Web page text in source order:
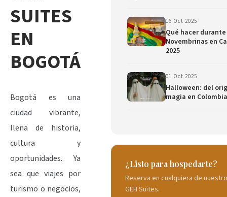
SUITES
EN
BOGOTÁ
Bogotá es una
ciudad vibrante,
llena de historia,
cultura y
oportunidades. Ya
sea que viajes por
turismo o negocios,
16 Oct 2025
Qué hacer
Novembrinas en
2025
01 Oct 2025
Halloween: del
magia en Colombia
¿Listo para hospedarte?
Reserva en cualquiera de
GEH Suites.